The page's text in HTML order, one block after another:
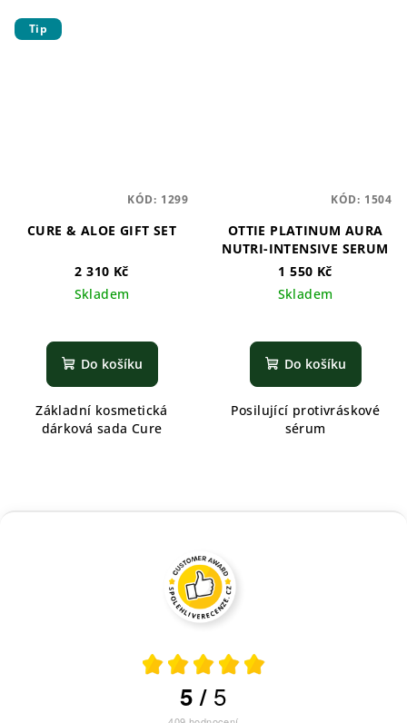
Tip
CURE & ALOE GIFT SET
2 310 Kč
Skladem
Do košíku
Základní kosmetická
dárková sada Cure
KÓD: 1299
OTTIE PLATINUM AURA
NUTRI-INTENSIVE SERUM
1 550 Kč
Skladem
Do košíku
Posilující protivráskové
sérum
KÓD: 1504
5/ 5